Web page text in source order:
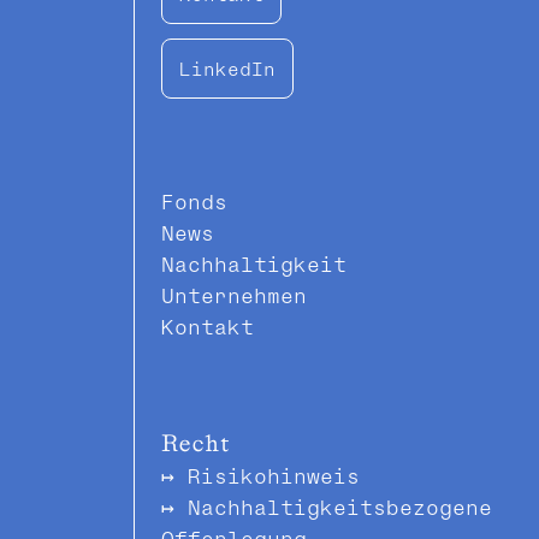
LinkedIn
Fonds
News
Nachhaltigkeit
Unternehmen
Kontakt
Recht
Risikohinweis
Nachhaltigkeitsbezogene